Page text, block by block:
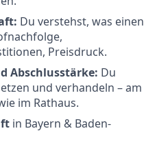
Du verstehst, was einen
Preisdruck.
Abschlusstärke: Du
und verhandeln – am
im Rathaus.
in Bayern & Baden-